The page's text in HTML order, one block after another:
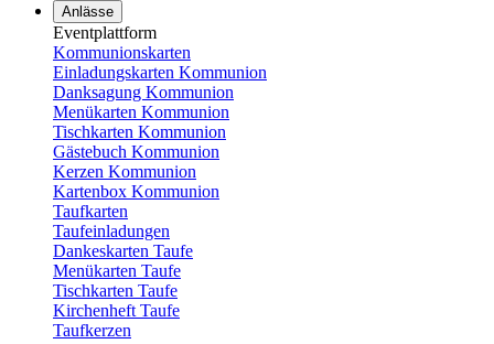
Anlässe
Eventplattform
Kommunionskarten
Einladungskarten Kommunion
Danksagung Kommunion
Menükarten Kommunion
Tischkarten Kommunion
Gästebuch Kommunion
Kerzen Kommunion
Kartenbox Kommunion
Taufkarten
Taufeinladungen
Dankeskarten Taufe
Menükarten Taufe
Tischkarten Taufe
Kirchenheft Taufe
Taufkerzen